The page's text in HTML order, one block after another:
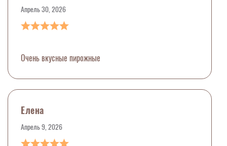
Апрель 30, 2026
Очень вкусные пирожные
Елена
Апрель 9, 2026